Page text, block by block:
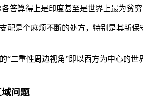
各答算得上是印度甚至是世界上最为贫
配是个麻烦不断的处方，特别是其新
“二重性周边视角”即以西方为中心的
问题